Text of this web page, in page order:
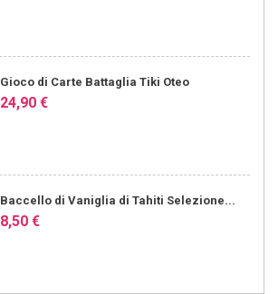
Gioco di Carte Battaglia Tiki Oteo
24,90 €
Baccello di Vaniglia di Tahiti Selezione...
8,50 €